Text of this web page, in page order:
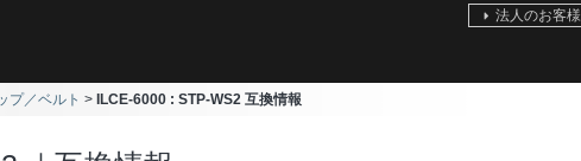
法人のお客様
プ／ベルト ILCE-6000 : STP-WS2 互換情報